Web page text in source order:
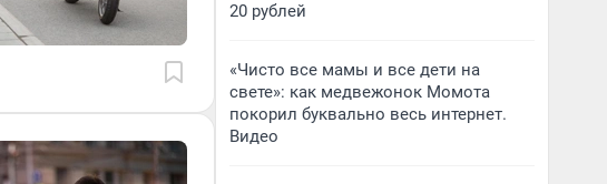
20 рублей
«Чисто все мамы и все дети на
свете»: как медвежонок Момота
покорил буквально весь интернет.
Видео